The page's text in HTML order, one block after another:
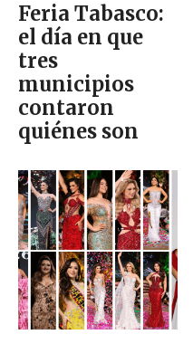
Feria Tabasco:
el día en que
tres
municipios
contaron
quiénes son